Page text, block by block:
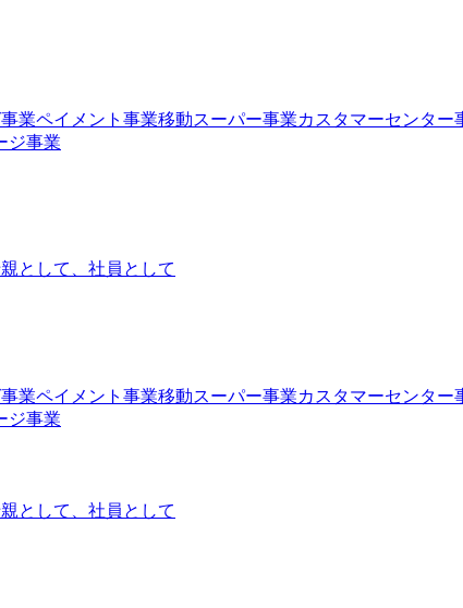
業ペイメント事業移動スーパー事業カスタマーセンター
ジ事業
として、社員として
業ペイメント事業移動スーパー事業カスタマーセンター
ジ事業
として、社員として